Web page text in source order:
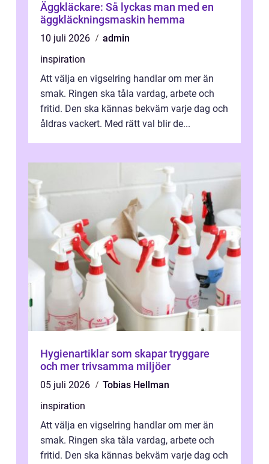
Äggkläckare: Så lyckas man med en
äggkläckningsmaskin hemma
10 juli 2026
admin
inspiration
Att välja en vigselring handlar om mer än
smak. Ringen ska tåla vardag, arbete och
fritid. Den ska kännas bekväm varje dag och
åldras vackert. Med rätt val blir de...
Hygienartiklar som skapar tryggare
och mer trivsamma miljöer
05 juli 2026
Tobias Hellman
inspiration
Att välja en vigselring handlar om mer än
smak. Ringen ska tåla vardag, arbete och
fritid. Den ska kännas bekväm varje dag och